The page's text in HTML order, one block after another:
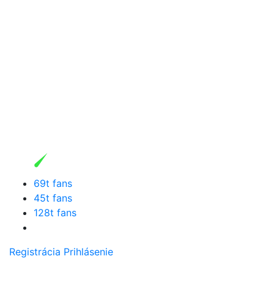
69t fans
45t fans
128t fans
Registrácia Prihlásenie